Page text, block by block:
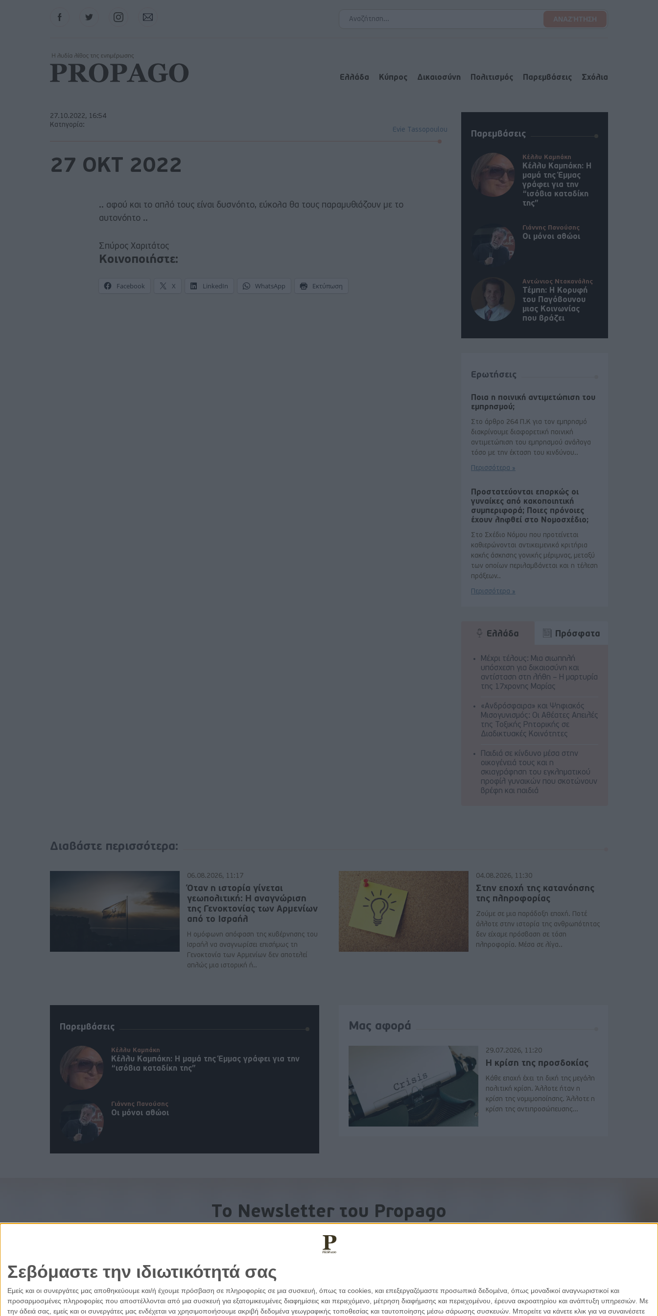
Σεβόμαστε την ιδιωτικότητά σας
Εμείς και οι συνεργάτες μας αποθηκεύουμε και/ή έχουμε πρόσβαση σε πληροφορίες σε μια συσκευή, όπως τα cookies, και επεξεργαζόμαστε προσωπικά δεδομένα, όπως μοναδικοί αναγνωριστικοί και
προσαρμοσμένες πληροφορίες που αποστέλλονται από μια συσκευή για εξατομικευμένες διαφημίσεις και περιεχόμενο, μέτρηση διαφήμισης και περιεχομένου, έρευνα ακροατηρίου και ανάπτυξη υπηρεσιών. Με
την άδειά σας, εμείς και οι συνεργάτες μας ενδέχεται να χρησιμοποιήσουμε ακριβή δεδομένα γεωγραφικής τοποθεσίας και ταυτοποίησης μέσω σάρωσης συσκευών. Μπορείτε να κάνετε κλικ για να συναινέσετε
FacebookTwitter InstagramContact
Ελλάδα Κύπρος Δικαιοσύνη Πολιτισμός Παρεμβάσεις Σχόλια
27.10.2022, 16:54
Κατηγορία:
Evie Tassopoulou
27 ΟΚΤ 2022
.. αφού και το απλό τους είναι δυσνόητο, εύκολα θα τους παραμυθιάζουν με το
αυτονόητο ..
Σπύρος Χαριτάτος
Κοινοποιήστε:
Facebook X LinkedIn WhatsApp Εκτύπωση
Παρεμβάσεις
Κέλλυ Καμπάκη
Κέλλυ Καμπάκη: Η
μαμά της Έμμας
γράφει για την
“ισόβια καταδίκη
της”
Γιάννης Πανούσης
Οι μόνοι αθώοι
Αντώνιος Ντακανάλης
Τέμπη: Η Κορυφή
του Παγόβουνου
μιας Κοινωνίας
που βράζει
Ερωτήσεις
Ποια η ποινική αντιμετώπιση του
εμπρησμού;
Στο άρθρο 264 Π.Κ για τον εμπρησμό
διακρίνουμε διαφορετική ποινική
αντιμετώπιση του εμπρησμού ανάλογα
τόσο με την έκταση του κινδύνου..
Περισσότερα »
Προστατεύονται επαρκώς οι
γυναίκες από κακοποιητική
συμπεριφορά; Ποιες πρόνοιες
έχουν ληφθεί στο Νομοσχέδιο;
Στο Σχέδιο Νόμου που προτείνεται
καθιερώνονται αντικειμενικά κριτήρια
κακής άσκησης γονικής μέριμνας, μεταξύ
των οποίων περιλαμβάνεται και η τέλεση
πράξεων..
Περισσότερα »
Ελλάδα Πρόσφατα
Μέχρι τέλους: Μια σιωπηλή
υπόσχεση για δικαιοσύνη και
αντίσταση στη λήθη – Η μαρτυρία
της 17χρονης Μαρίας
«Ανδρόσφαιρα» και Ψηφιακός
Μισογυνισμός: Οι Αθέατες Απειλές
της Τοξικής Ρητορικής σε
Διαδικτυακές Κοινότητες
Παιδιά σε κίνδυνο μέσα στην
οικογένειά τους και η
σκιαγράφηση του εγκληματικού
προφίλ γυναικών που σκοτώνουν
βρέφη και παιδιά
Διαβάστε περισσότερα:
06.08.2026, 11:17
Όταν η ιστορία γίνεται
γεωπολιτική: Η αναγνώριση
της Γενοκτονίας των Αρμενίων
από το Ισραήλ
Η ομόφωνη απόφαση της κυβέρνησης του
Ισραήλ να αναγνωρίσει επισήμως τη
Γενοκτονία των Αρμενίων δεν αποτελεί
απλώς μια ιστορική ή..
04.08.2026, 11:30
Στην εποχή της κατανόησης
της πληροφορίας
Ζούμε σε μια παράδοξη εποχή. Ποτέ
άλλοτε στην ιστορία της ανθρωπότητας
δεν είχαμε πρόσβαση σε τόση
πληροφορία. Μέσα σε λίγα..
Παρεμβάσεις
Κέλλυ Καμπάκη
Κέλλυ Καμπάκη: Η μαμά της Έμμας γράφει για την
“ισόβια καταδίκη της”
Γιάννης Πανούσης
Οι μόνοι αθώοι
Μας αφορά
29.07.2026, 11:20
Η κρίση της προσδοκίας
Κάθε εποχή έχει τη δική της μεγάλη
πολιτική κρίση. Άλλοτε ήταν η
κρίση της νομιμοποίησης. Άλλοτε η
κρίση της αντιπροσώπευσης...
To Newsletter του Propago
Λάβετε την ανάλυση της ημέρας στο email σας